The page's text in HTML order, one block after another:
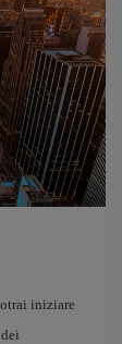
iniziare